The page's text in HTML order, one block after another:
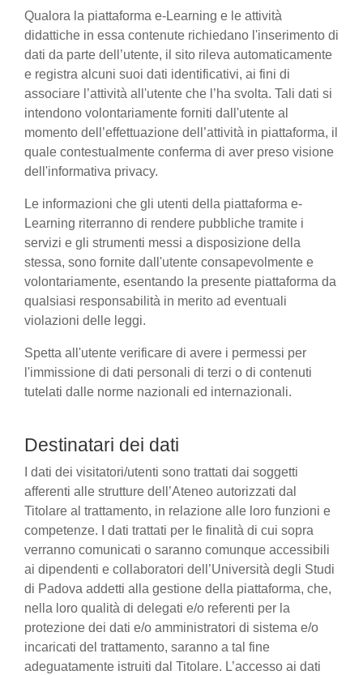
Qualora la piattaforma e-Learning e le attività
didattiche in essa contenute richiedano l'inserimento di
dati da parte dell’utente, il sito rileva automaticamente
e registra alcuni suoi dati identificativi, ai fini di
associare l’attività all'utente che l’ha svolta. Tali dati si
intendono volontariamente forniti dall'utente al
momento dell’effettuazione dell’attività in piattaforma, il
quale contestualmente conferma di aver preso visione
dell'informativa privacy.
Le informazioni che gli utenti della piattaforma e-
Learning riterranno di rendere pubbliche tramite i
servizi e gli strumenti messi a disposizione della
stessa, sono fornite dall'utente consapevolmente e
volontariamente, esentando la presente piattaforma da
qualsiasi responsabilità in merito ad eventuali
violazioni delle leggi.
Spetta all'utente verificare di avere i permessi per
l'immissione di dati personali di terzi o di contenuti
tutelati dalle norme nazionali ed internazionali.
Destinatari dei dati
I dati dei visitatori/utenti sono trattati dai soggetti
afferenti alle strutture dell’Ateneo autorizzati dal
Titolare al trattamento, in relazione alle loro funzioni e
competenze. I dati trattati per le finalità di cui sopra
verranno comunicati o saranno comunque accessibili
ai dipendenti e collaboratori dell’Università degli Studi
di Padova addetti alla gestione della piattaforma, che,
nella loro qualità di delegati e/o referenti per la
protezione dei dati e/o amministratori di sistema e/o
incaricati del trattamento, saranno a tal fine
adeguatamente istruiti dal Titolare. L’accesso ai dati